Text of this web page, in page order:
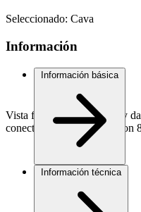
Vista frontal Placa de voz y
conectores RJ45 cava Simon
Seleccionado: Cava
Información